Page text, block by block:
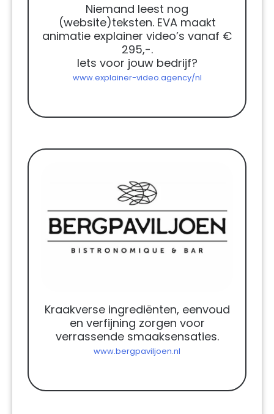
Niemand leest nog
(website)teksten. EVA maakt
animatie explainer video’s vanaf €
295,-.
Iets voor jouw bedrijf?
www.explainer-video.agency/nl
Kraakverse ingrediënten, eenvoud
en verfijning zorgen voor
verrassende smaaksensaties.
www.bergpaviljoen.nl